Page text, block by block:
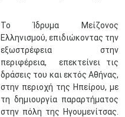
Το Ίδρυμα Μείζονος
Ελληνισμού, επιδιώκοντας την
εξωστρέφεια στην
περιφέρεια, επεκτείνει τις
δράσεις του και εκτός Αθήνας,
στην περιοχή της Ηπείρου, με
τη δημιουργία παραρτήματος
στην πόλη της Ηγουμενίτσας.